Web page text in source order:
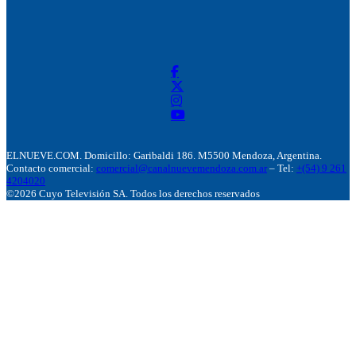
ELNUEVE.COM. Domicillo: Garibaldi 186. M5500 Mendoza, Argentina.
Contacto comercial: comercial@canalnuevemendoza.com.ar – Tel: +(54) 9 261
4204020
©2026 Cuyo Televisión SA. Todos los derechos reservados